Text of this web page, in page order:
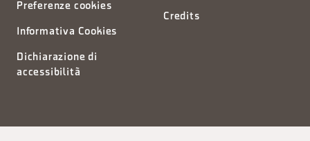
Preferenze cookies
Informativa Cookies
Dichiarazione di
accessibilità
Credits